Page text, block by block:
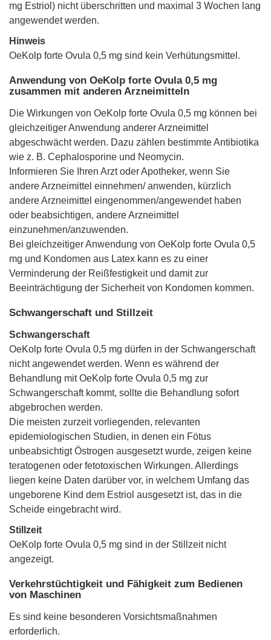
mg Estriol) nicht überschritten und maximal 3 Wochen lang
angewendet werden.
Hinweis
OeKolp forte Ovula 0,5 mg sind kein Verhütungsmittel.
Anwendung von OeKolp forte Ovula 0,5 mg
zusammen mit anderen Arzneimitteln
Die Wirkungen von OeKolp forte Ovula 0,5 mg können bei
gleichzeitiger Anwendung anderer Arzneimittel
abgeschwächt werden. Dazu zählen bestimmte Antibiotika
wie z. B. Cephalosporine und Neomycin.
Informieren Sie Ihren Arzt oder Apotheker, wenn Sie
andere Arzneimittel einnehmen/ anwenden, kürzlich
andere Arzneimittel eingenommen/angewendet haben
oder beabsichtigen, andere Arzneimittel
einzunehmen/anzuwenden.
Bei gleichzeitiger Anwendung von OeKolp forte Ovula 0,5
mg und Kondomen aus Latex kann es zu einer
Verminderung der Reißfestigkeit und damit zur
Beeinträchtigung der Sicherheit von Kondomen kommen.
Schwangerschaft und Stillzeit
Schwangerschaft
OeKolp forte Ovula 0,5 mg dürfen in der Schwangerschaft
nicht angewendet werden. Wenn es während der
Behandlung mit OeKolp forte Ovula 0,5 mg zur
Schwangerschaft kommt, sollte die Behandlung sofort
abgebrochen werden.
Die meisten zurzeit vorliegenden, relevanten
epidemiologischen Studien, in denen ein Fötus
unbeabsichtigt Östrogen ausgesetzt wurde, zeigen keine
teratogenen oder fetotoxischen Wirkungen. Allerdings
liegen keine Daten darüber vor, in welchem Umfang das
ungeborene Kind dem Estriol ausgesetzt ist, das in die
Scheide eingebracht wird.
Stillzeit
OeKolp forte Ovula 0,5 mg sind in der Stillzeit nicht
angezeigt.
Verkehrstüchtigkeit und Fähigkeit zum Bedienen
von Maschinen
Es sind keine besonderen Vorsichtsmaßnahmen
erforderlich.